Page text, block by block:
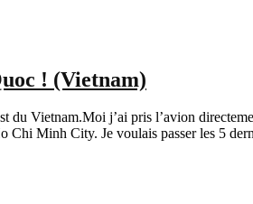
! (Vietnam)
du Vietnam.Moi j’ai pris l’avion
Chi Minh City. Je voulais passer les 5